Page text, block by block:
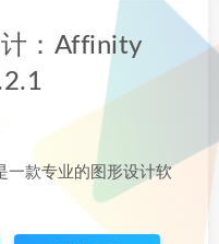
：Affinity
一款专业的图形设计软